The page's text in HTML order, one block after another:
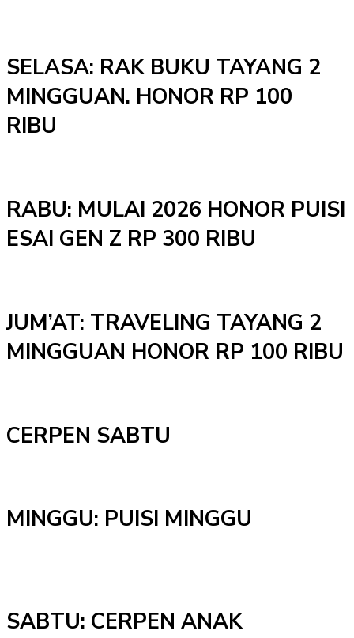
SELASA: RAK BUKU TAYANG 2
MINGGUAN. HONOR RP 100
RIBU
RABU: MULAI 2026 HONOR PUISI
ESAI GEN Z RP 300 RIBU
JUM’AT: TRAVELING TAYANG 2
MINGGUAN HONOR RP 100 RIBU
CERPEN SABTU
MINGGU: PUISI MINGGU
SABTU: CERPEN ANAK